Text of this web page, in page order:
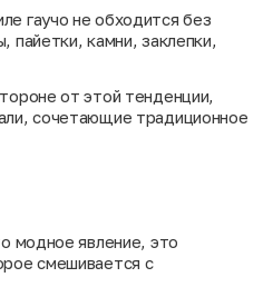
гаучо не обходится без
пайетки, камни, заклепки,
от этой тенденции,
сочетающие традиционное
модное явление, это
смешивается с